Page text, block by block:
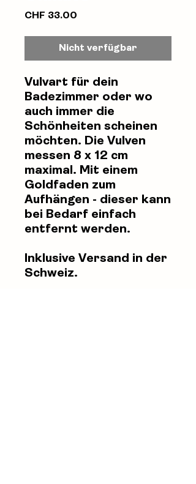
CHF 33.00
Nicht verfügbar
Vulvart für dein
Badezimmer oder wo
auch immer die
Schönheiten scheinen
möchten. Die Vulven
messen 8 x 12 cm
maximal. Mit einem
Goldfaden zum
Aufhängen - dieser kann
bei Bedarf einfach
entfernt werden.
Inklusive Versand in der
Schweiz.